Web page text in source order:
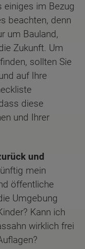
einiges im Bezug
beachten, denn
um Bauland,
Zukunft. Um
sollten Sie
auf Ihre
diese
und Ihrer
und
mein
öffentliche
Umgebung
Kann ich
wirklich frei